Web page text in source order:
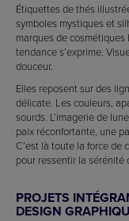
Étiquettes de thés
symboles mystiques et
marques de
tendance s’exprime.
douceur.
Elles reposent sur des
délicate. Les couleurs,
sourds. L’imagerie de
paix réconfortante, une
C’est là toute la force de
pour ressentir la sérénité
PROJETS
DESIGN